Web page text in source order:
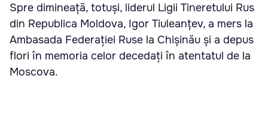
Spre dimineață, totuși, liderul Ligii Tineretului Rus
din Republica Moldova, Igor Tiuleanțev, a mers la
Ambasada Federației Ruse la Chișinău și a depus
flori în memoria celor decedați în atentatul de la
Moscova.